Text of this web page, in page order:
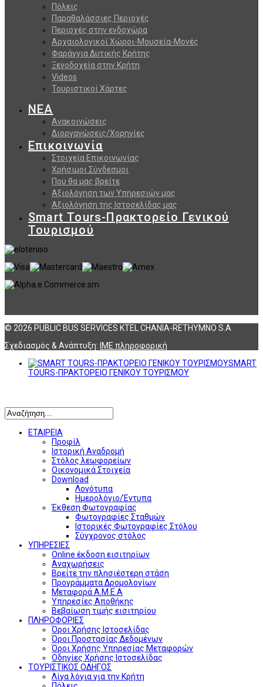
Πόλεις
Παραθαλάσσιες Περιοχές
Περιοχές στην ενδοχώρα
Αρχαιολογικοί Χώροι-Μουσεία-Μονές
Φαράγγια Δυτικής Κρήτης
Ξενοδοχεία στην Κρήτη
Videos
Τουριστικοί Χάρτες
ΝΕΑ
Ανακοινώσεις
Διοργανώσεις/Χορηγίες
Επικοινωνία
Στοιχεία Επικοινωνίας
Χρήσιμοι Σύνδεσμοι
Που θα μας βρείτε
Αξιολόγηση των Υπηρεσιών μας
Αξιολόγηση της Ιστοσελίδας μας
Smart Tours-Πρακτορείο Γενικού
Τουρισμού
© 2026 PUBLIC BUS SERVICES KTEL CHANIA-RETHYMNO S.A
Σχεδιασμός & Ανάπτυξη: ΙΜΕ πληροφορική
SMART
TOURS-ΠΡΑΚΤΟΡΕΙΟ ΓΕΝΙΚΟΥ ΤΟΥΡΙΣΜΟΥ
ΕΤΑΙΡΕΙΑ
Προφίλ
Ιστορική Αναδρομή
Στόλος λεωφορείων
Οικονομικά Στοιχεία
Download
Λογότυπα
Ημερολόγιο/Έντυπα
Έκθεση Φωτογραφίας
Φωτογραφίες Σταθμών
Ιστορικές Φωτογραφίες Στόλου
Σύγχρονος στόλος
ΥΠΗΡΕΣΙΕΣ
Online έκδοση εισιτηρίων
Αναχωρήσεις
Βρείτε την πλησιέστερη στάση
Προγράμματα Δρομολογίων
Μεταφορά Α.Μ.Ε.Α
Υπηρεσίες Αποθήκης
Βεβαίωση τιμής εισιτηρίου
ΠΛΗΡΟΦΟΡΙΕΣ
Όροι Χρήσης Ιστοσελίδας
Όροι Προστασίας Δεδομένων
Όροι Χρήσης Υπηρεσίας Μεταφορών
Οδηγίες Χρήσης Ιστοσελίδας
ΤΟΥΡΙΣΤΙΚΟΣ ΟΔΗΓΟΣ
Λίγα λόγια για την Κρήτη